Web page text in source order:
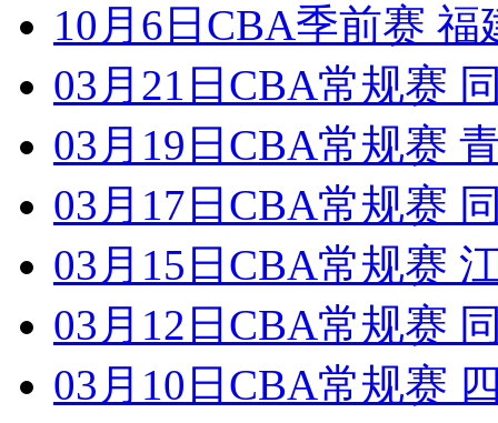
10月6日CBA季前赛
03月21日CBA常规赛
03月19日CBA常规赛
03月17日CBA常规赛
03月15日CBA常规赛
03月12日CBA常规赛
03月10日CBA常规赛